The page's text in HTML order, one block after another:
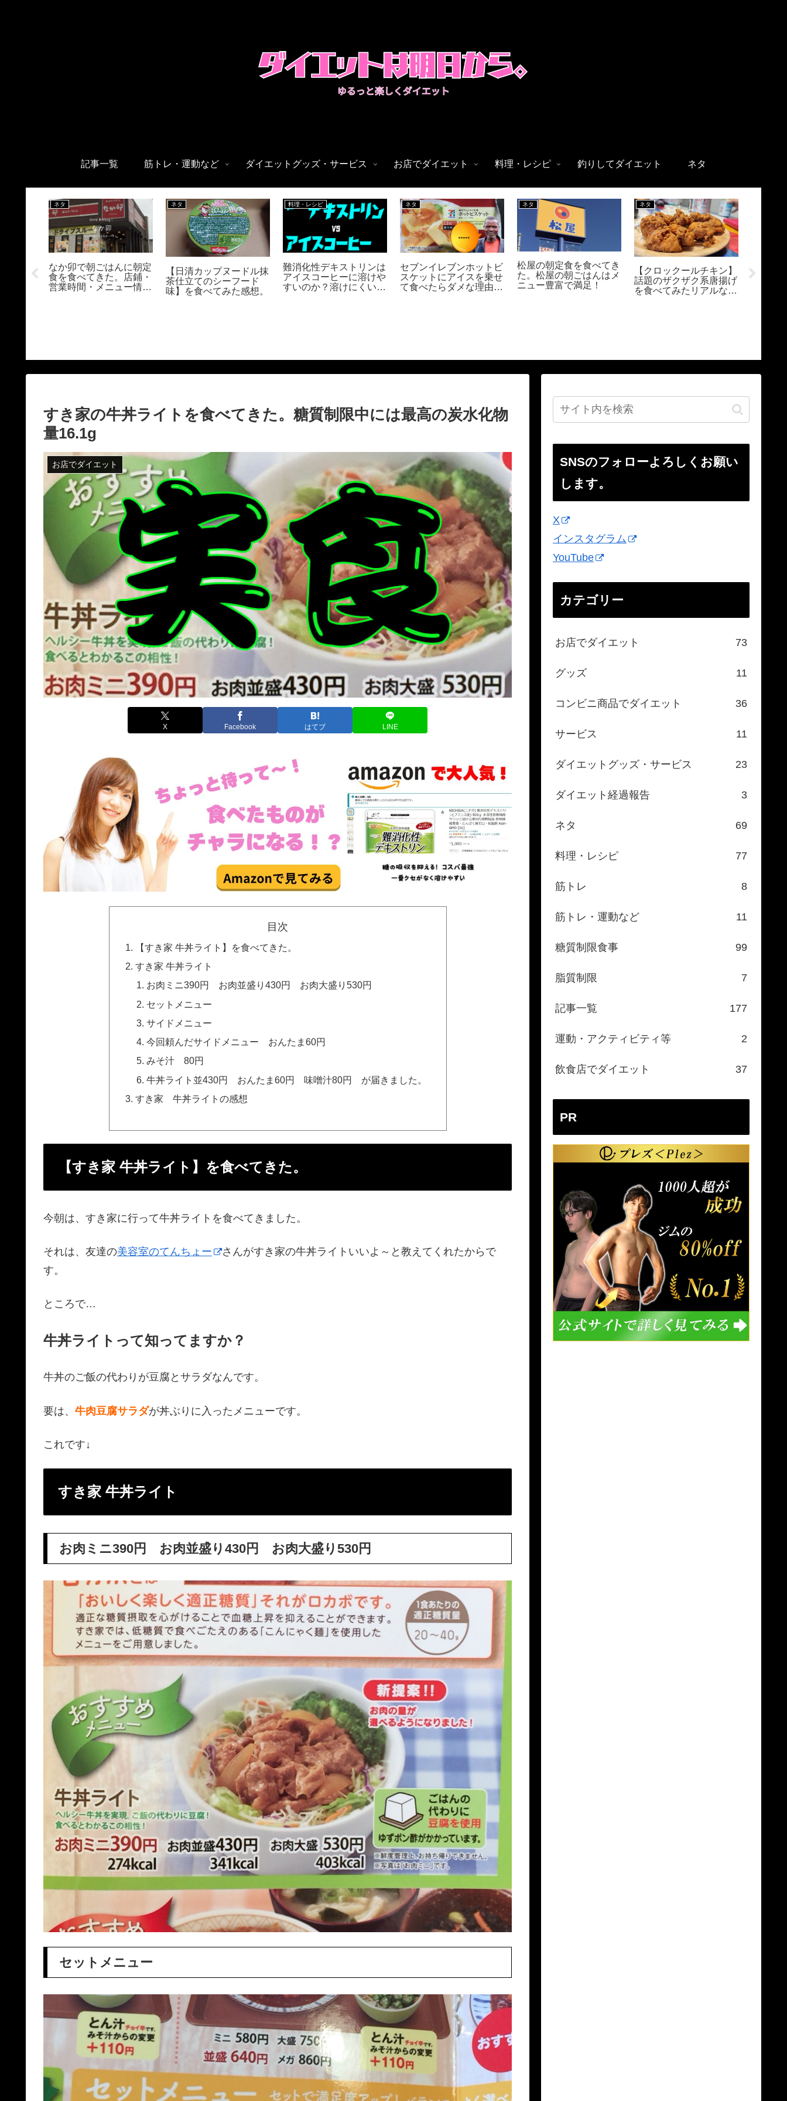
記事一覧 筋トレ・運動など ダイエットグッズ・サービス お店でダイエット 料理・レシピ 釣りしてダイエット ネタ
？電子
ネタ
なか卯で朝ごはんに朝定
食を食べてきた。店鋪・
営業時間・メニュー情報
ネタ
【日清カップヌードル抹
茶仕立てのシーフード
味】を食べてみた感想。
料理・レシピ
難消化性デキストリンは
アイスコーヒーに溶けや
すいのか？溶けにくいの
ネタ
セブンイレブンホットビ
スケットにアイスを乗せ
て食べたらダメな理由。
ネタ
松屋の朝定食を食べてき
た。松屋の朝ごはんはメ
ニュー豊富で満足！
ネタ
【クロックールチキン】
話題のザクザク系唐揚げ
を食べてみたリアルな感
【糖質
すき家の牛丼ライトを食べてきた。糖質制限中には最高の炭水化物
量16.1g
お店でダイエット
X Facebook はてブ LINE
目次
【すき家 牛丼ライト】を食べてきた。
すき家 牛丼ライト
お肉ミニ390円 お肉並盛り430円 お肉大盛り530円
セットメニュー
サイドメニュー
今回頼んだサイドメニュー おんたま60円
みそ汁 80円
牛丼ライト並430円 おんたま60円 味噌汁80円 が届きました。
すき家 牛丼ライトの感想
【すき家 牛丼ライト】を食べてきた。
今朝は、すき家に行って牛丼ライトを食べてきました。
それは、友達の美容室のてんちょー
さんがすき家の牛丼ライトいいよ～と教えてくれたからで
す。
ところで…
牛丼ライトって知ってますか？
牛丼のご飯の代わりが豆腐とサラダなんです。
要は、 牛肉豆腐サラダが丼ぶりに入ったメニューです。
これです↓
すき家 牛丼ライト
お肉ミニ390円 お肉並盛り430円 お肉大盛り530円
セットメニュー
SNSのフォローよろしくお願い
します。
X
インスタグラム
YouTube
カテゴリー
お店でダイエット 73
グッズ 11
コンビニ商品でダイエット 36
サービス 11
ダイエットグッズ・サービス 23
ダイエット経過報告 3
ネタ 69
料理・レシピ 77
筋トレ 8
筋トレ・運動など 11
糖質制限食事 99
脂質制限 7
記事一覧 177
運動・アクティビティ等 2
飲食店でダイエット 37
PR